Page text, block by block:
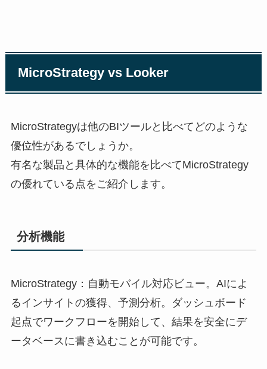
MicroStrategy vs Looker
MicroStrategyは他のBIツールと比べてどのような
優位性があるでしょうか。
有名な製品と具体的な機能を比べてMicroStrategy
の優れている点をご紹介します。
分析機能
MicroStrategy：自動モバイル対応ビュー。AIによ
るインサイトの獲得、予測分析。ダッシュボード
起点でワークフローを開始して、結果を安全にデ
ータベースに書き込むことが可能です。